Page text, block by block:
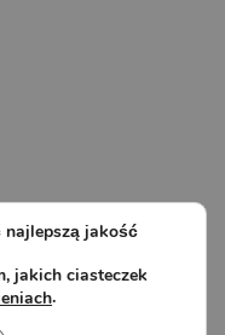
najlepszą jakość
jakich ciasteczek
.